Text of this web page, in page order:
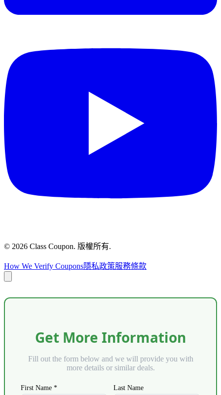
© 2026 Class Coupon. 版權所有.
How We Verify Coupons隱私政策服務條款
Get More Information
Fill out the form below and we will provide you with
more details or similar deals.
First Name * Last Name